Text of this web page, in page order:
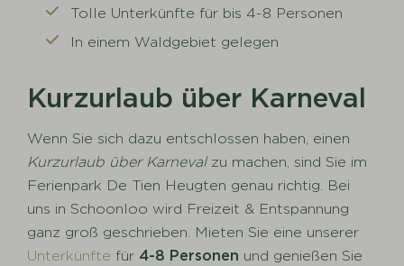
Tolle Unterkünfte für bis 4-8 Personen
In einem Waldgebiet gelegen
Kurzurlaub über Karneval
Wenn Sie sich dazu entschlossen haben, einen
Kurzurlaub über Karnevalzu machen, sind Sie im
Ferienpark De Tien Heugten genau richtig. Bei
uns in Schoonloo wird Freizeit & Entspannung
ganz groß geschrieben. Mieten Sie eine unserer
Unterkünfte für 4-8 Personen und genießen Sie